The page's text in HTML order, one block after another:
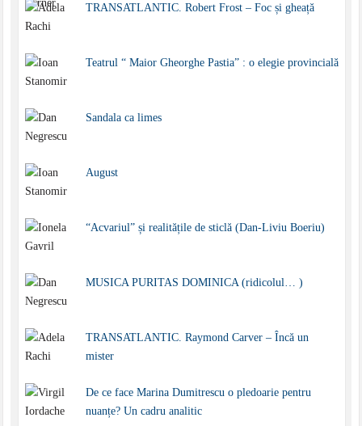
TRANSATLANTIC. Robert Frost – Foc și gheață
Teatrul “ Maior Gheorghe Pastia” : o elegie provincială
Sandala ca limes
August
“Acvariul” și realitățile de sticlă (Dan-Liviu Boeriu)
MUSICA PURITAS DOMINICA (ridicolul… )
TRANSATLANTIC. Raymond Carver – Încă un
mister
De ce face Marina Dumitrescu o pledoarie pentru
nuanțe? Un cadru analitic